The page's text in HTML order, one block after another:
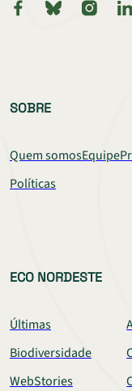
SOBRE
Quem somosEquipe
Políticas
ECO NORDESTE
Últimas
Biodiversidade
WebStories